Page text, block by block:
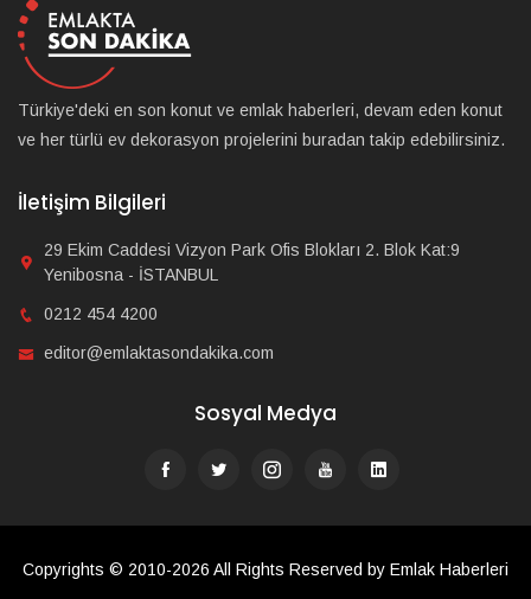
Türkiye'deki en son konut ve emlak haberleri, devam eden konut
ve her türlü ev dekorasyon projelerini buradan takip edebilirsiniz.
İletişim Bilgileri
29 Ekim Caddesi Vizyon Park Ofis Blokları 2. Blok Kat:9
Yenibosna - İSTANBUL
0212 454 4200
editor@emlaktasondakika.com
Sosyal Medya
Copyrights © 2010-2026 All Rights Reserved by Emlak Haberleri